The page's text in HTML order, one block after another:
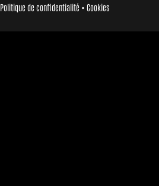
Politique de confidentialité • Cookies